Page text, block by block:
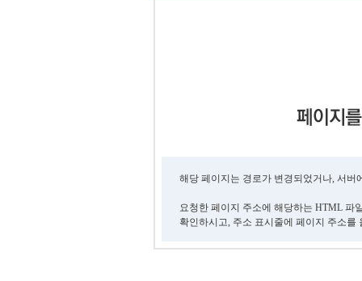
해당 페이지는 경로가 변경되었거나, 서
요청한 페이지 주소에 해당하는 HTML 파
확인하시고, 주소 표시줄에 페이지 주소